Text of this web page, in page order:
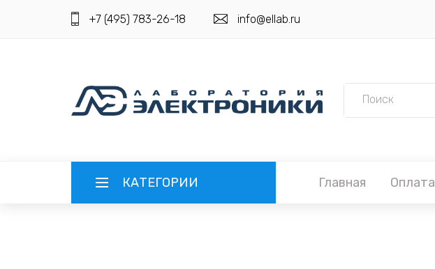
+7 (495) 783-26-18 info@ellab.ru
КАТЕГОРИИ Главная